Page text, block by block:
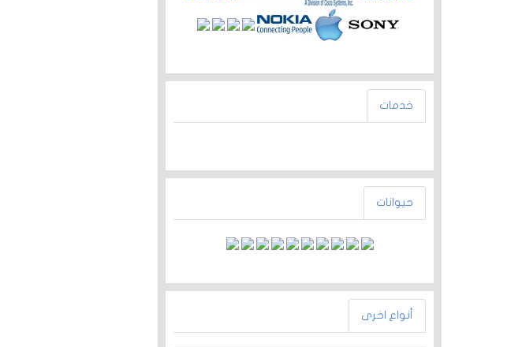
خدمات
حيوانات
أنواع اخرى